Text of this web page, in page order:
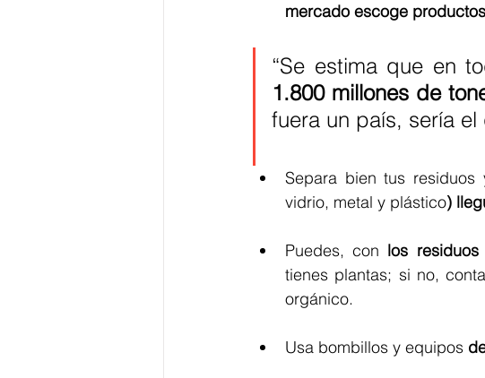
mercado escoge
“Se estima que en
1.800 millones de
fuera un país, sería el
Separa bien tus residuos
vidrio, metal y plástico)
Puedes, con los
tienes plantas; si no,
orgánico.
Usa bombillos y equipos